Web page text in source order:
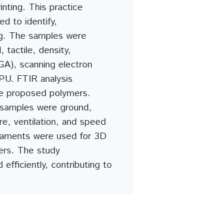
This practice
to identify,
The samples were
tactile, density,
scanning electron
FTIR analysis
proposed polymers.
were ground,
ventilation, and speed
were used for 3D
The study
efficiently, contributing to